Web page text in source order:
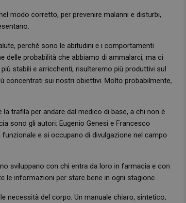
modo corretto, per prevenire malanni e disturbi,
perché sono le abitudini e i comportamenti
probabilità che abbiamo di ammalarci, ma ci
stabili e arricchenti, risulteremo più produttivi sul
concentrati sui nostri obiettivi. Molto probabilmente,
trafila per andare dal medico di base, a chi non è
sono gli autori: Eugenio Genesi e Francesco
e si occupano di divulgazione nel campo
sviluppano con chi entra da loro in farmacia e con
le informazioni per stare bene in ogni stagione.
necessità del corpo. Un manuale chiaro, sintetico,